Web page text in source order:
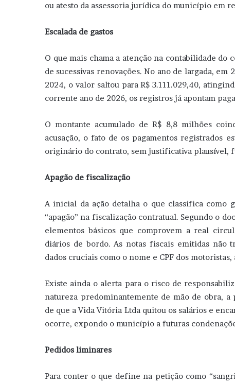
ou atesto da assessoria jurídica do município em
Escalada de gastos
O que mais chama a atenção na contabilidade do
de sucessivas renovações. No ano de largada, em
2024, o valor saltou para R$ 3.111.029,40,
corrente ano de 2026, os registros já apontam
O montante acumulado de R$ 8,8 milhões
acusação, o fato de os pagamentos registrados
originário do contrato, sem justificativa plausível,
Apagão de fiscalização
A inicial da ação detalha o que classifica como
“apagão” na fiscalização contratual. Segundo o
elementos básicos que comprovem a real
diários de bordo. As notas fiscais emitidas não
dados cruciais como o nome e CPF dos
Existe ainda o alerta para o risco de
natureza predominantemente de mão de obra,
de que a Vida Vitória Ltda quitou os salários e
ocorre, expondo o município a futuras
Pedidos liminares
Para conter o que define na petição como